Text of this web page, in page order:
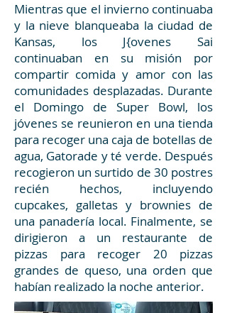
Mientras que el invierno continuaba
y la nieve blanqueaba la ciudad de
Kansas, los J{ovenes Sai
continuaban en su misión por
compartir comida y amor con las
comunidades desplazadas. Durante
el Domingo de Super Bowl, los
jóvenes se reunieron en una tienda
para recoger una caja de botellas de
agua, Gatorade y té verde. Después
recogieron un surtido de 30 postres
recién hechos, incluyendo
cupcakes, galletas y brownies de
una panadería local. Finalmente, se
dirigieron a un restaurante de
pizzas para recoger 20 pizzas
grandes de queso, una orden que
habían realizado la noche anterior.